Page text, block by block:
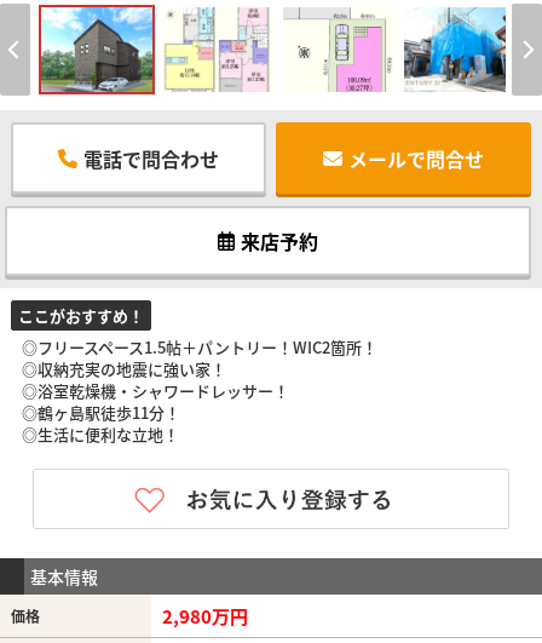
電話で問合わせ メールで問合せ
来店予約
ここがおすすめ！
◎フリースペース1.5帖＋パントリー！WIC2箇所！
◎収納充実の地震に強い家！
◎浴室乾燥機・シャワードレッサー！
◎鶴ヶ島駅徒歩11分！
◎生活に便利な立地！
基本情報
価格 2,980万円